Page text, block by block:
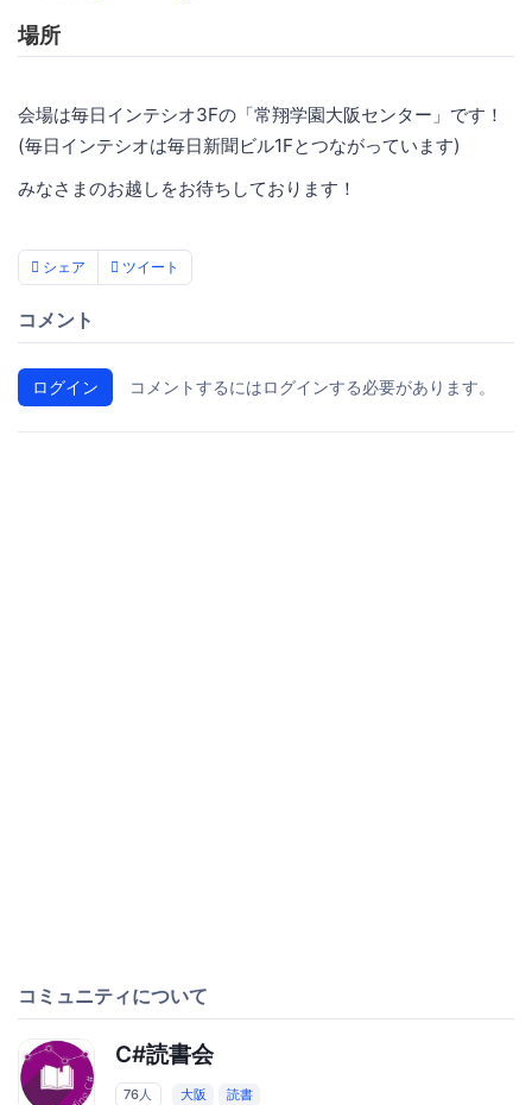
場所
会場は毎日インテシオ3Fの「常翔学園大阪センター」です！
(毎日インテシオは毎日新聞ビル1Fとつながっています)
みなさまのお越しをお待ちしております！
シェア ツイート
コメント
ログイン コメントするにはログインする必要があります。
コミュニティについて
C#読書会
76人 大阪 読書